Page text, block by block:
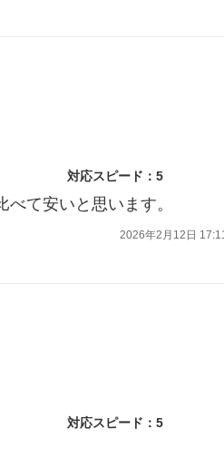
対応スピード：5
て安いと思います。
2026年2月12日
対応スピード：5